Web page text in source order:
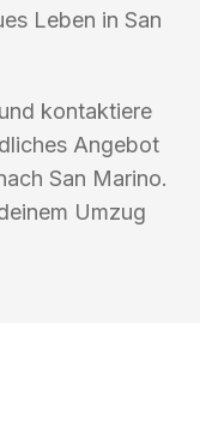
Leben in San
kontaktiere
Angebot
San Marino.
Umzug